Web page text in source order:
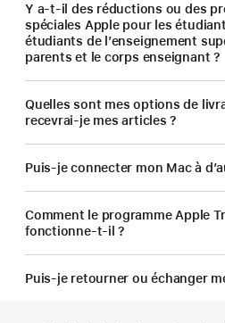
Y a-t-il des réductions ou des
spéciales Apple pour les
étudiants de l’enseignement
parents et le corps enseignant ?
Quelles sont mes options de
recevrai-je mes articles ?
Puis-je connecter mon Mac à
Comment le programme Apple
fonctionne-t-il ?
Puis-je retourner ou échanger